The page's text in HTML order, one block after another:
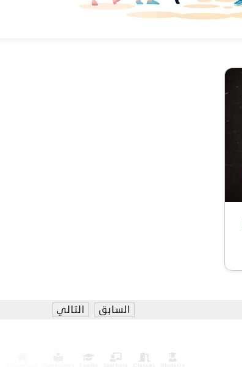
السابق التالي